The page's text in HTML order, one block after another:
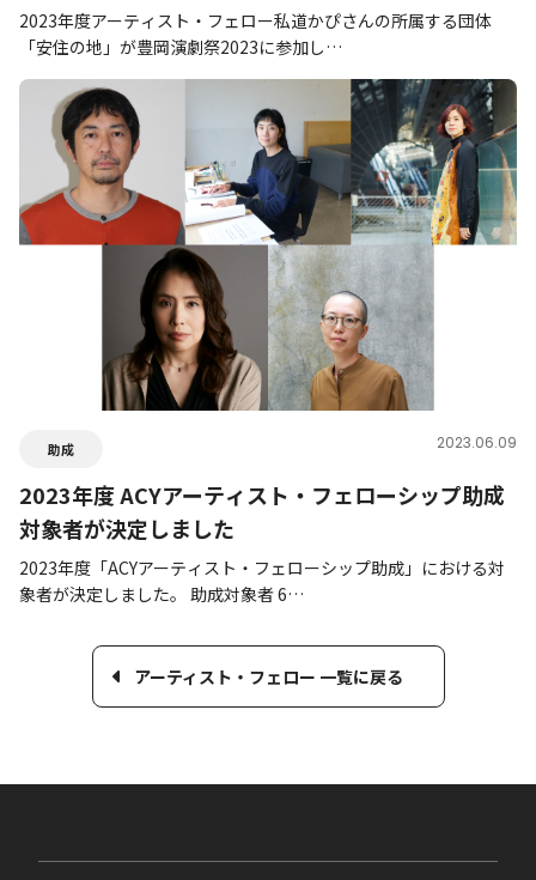
2023年度アーティスト・フェロー私道かぴさんの所属する団体
「安住の地」が豊岡演劇祭2023に参加し…
助成 2023.06.09
2023年度 ACYアーティスト・フェローシップ助成
対象者が決定しました
2023年度「ACYアーティスト・フェローシップ助成」における対
象者が決定しました。 助成対象者 6…
アーティスト・フェロー 一覧に戻る